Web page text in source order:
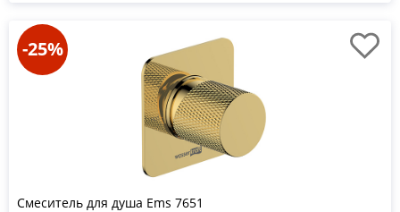
-25%
Смеситель для душа Ems 7651